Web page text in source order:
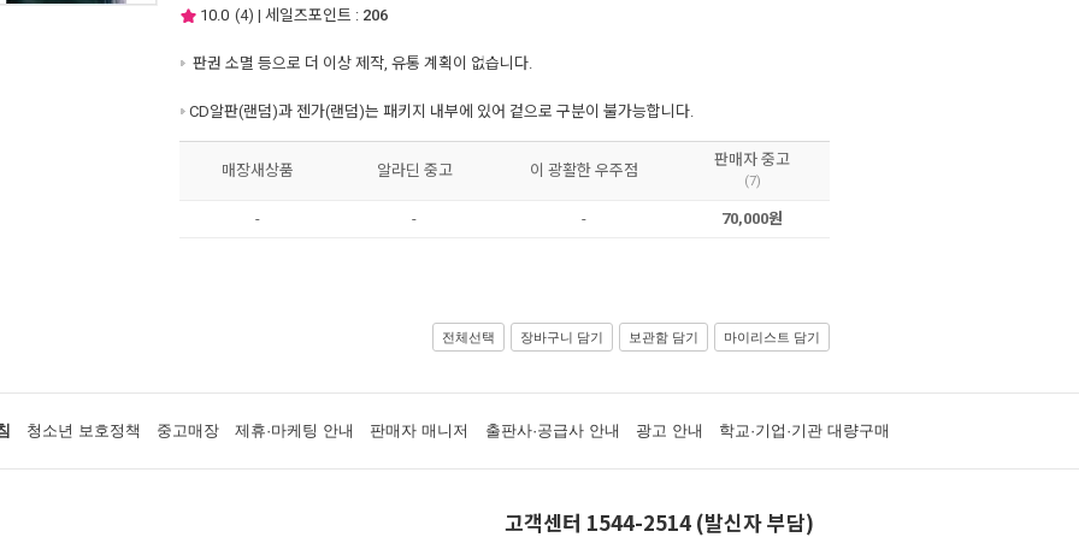
10.0 (4) | 세일즈포인트 : 206
판권 소멸 등으로 더 이상 제작, 유통 계획이 없습니다.
CD알판(랜덤)과 젠가(랜덤)는 패키지 내부에 있어 겉으로 구분이 불가능합니다.
매장새상품 알라딘 중고 이 광활한 우주점
판매자 중고
(7)
- - - 70,000원
전체선택 장바구니 담기 보관함 담기 마이리스트 담기
청소년 보호정책 중고매장 제휴·마케팅 안내 판매자 매니저 출판사·공급사 안내 광고 안내 학교·기업·기관 대량구매
고객센터 1544-2514 (발신자 부담)